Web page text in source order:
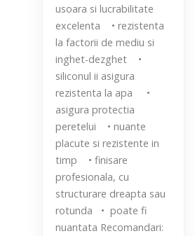
usoara si lucrabilitate
excelenta • rezistenta
la factorii de mediu si
inghet-dezghet •
siliconul ii asigura
rezistenta la apa •
asigura protectia
peretelui • nuante
placute si rezistente in
timp • finisare
profesionala, cu
structurare dreapta sau
rotunda • poate fi
nuantata Recomandari: